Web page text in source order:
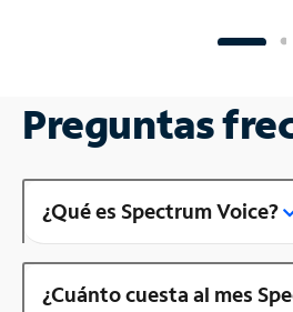
Preguntas
¿Qué es Spectrum Voice?
¿Cuánto cuesta al mes